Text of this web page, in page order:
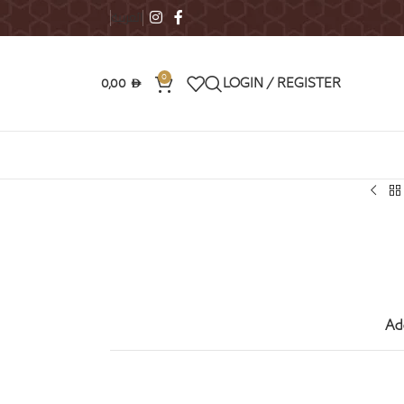
العربية
LOGIN / REGISTER
0
0,00 AED